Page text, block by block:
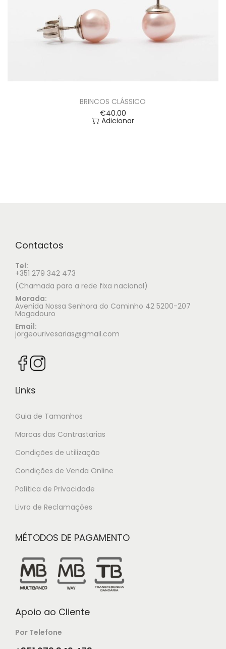
BRINCOS CLÁSSICO
€40.00
Adicionar
Contactos
Tel:
+351 279 342 473
(Chamada para a rede fixa nacional)
Morada:
Avenida Nossa Senhora do Caminho 42 5200-207
Mogadouro
Email:
jorgeourivesarias@gmail.com
Links
Guia de Tamanhos
Marcas das Contrastarias
Condições de utilização
Condições de Venda Online
Política de Privacidade
Livro de Reclamações
MÉTODOS DE PAGAMENTO
Apoio ao Cliente
Por Telefone